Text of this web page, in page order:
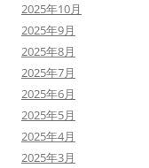
2025年10月
2025年9月
2025年8月
2025年7月
2025年6月
2025年5月
2025年4月
2025年3月